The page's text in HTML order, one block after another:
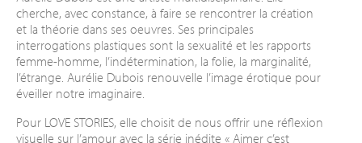
cherche, avec constance, à faire se rencontrer la création
et la théorie dans ses oeuvres. Ses principales
interrogations plastiques sont la sexualité et les rapports
femme-homme, l’indétermination, la folie, la marginalité,
l’étrange. Aurélie Dubois renouvelle l’image érotique pour
éveiller notre imaginaire.
Pour LOVE STORIES, elle choisit de nous offrir une réflexion
visuelle sur l’amour avec la série inédite « Aimer c’est